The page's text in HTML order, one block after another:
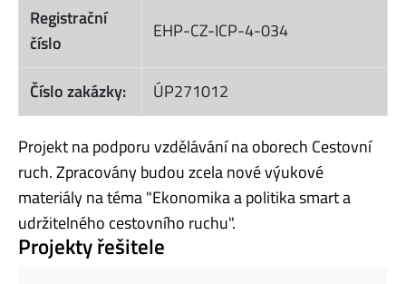
Registrační
číslo
EHP-CZ-ICP-4-034
Číslo zakázky: ÚP271012
Projekt na podporu vzdělávání na oborech Cestovní
ruch. Zpracovány budou zcela nové výukové
materiály na téma "Ekonomika a politika smart a
udržitelného cestovního ruchu".
Projekty řešitele